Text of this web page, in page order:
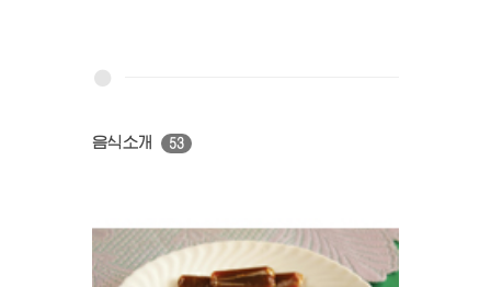
음식소개 53